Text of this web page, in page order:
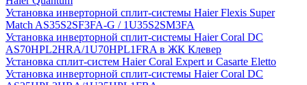
Установка инверторной сплит-системы Haier Flexis Super
Match AS35S2SF3FA-G / 1U35S2SM3FA
Установка инверторной сплит-системы Haier Coral DC
AS70HPL2HRA/1U70HPL1FRA в ЖК Клевер
Установка сплит-систем Haier Coral Expert и Casarte Eletto
Установка инверторной сплит-системы Haier Coral DC